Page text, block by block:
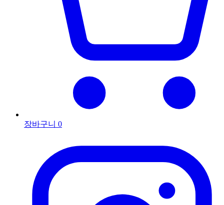
장바구니 0